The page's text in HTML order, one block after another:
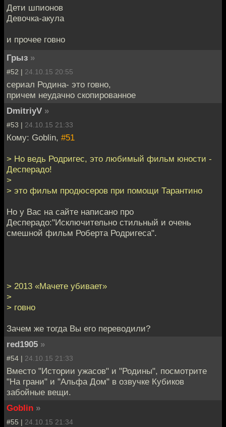
Дети шпионов
Девочка-акула
и прочее говно
Грыз »
#52 | 24.10.15 20:55
сериал Родина- это говно,
причем неудачно скопированное
DmitriyV »
#53 | 24.10.15 21:33
Кому: Goblin, #51
> Но ведь Родригес, это любимый фильм юности -
Десперадо!
>
> это фильм продюсеров при помощи Тарантино
Но у Вас на сайте написано про
Десперадо:"Исключительно стильный и очень
смешной фильм Роберта Родригеса".
> 2013 «Мачете убивает»
>
> говно
Зачем же тогда Вы его переводили?
red1905 »
#54 | 24.10.15 21:33
Вместо "Истории ужасов" и "Родины", посмотрите
"На грани" и "Альфа Дом" в озвучке Кубиков
забойные вещи.
Goblin »
#55 | 24.10.15 21:34